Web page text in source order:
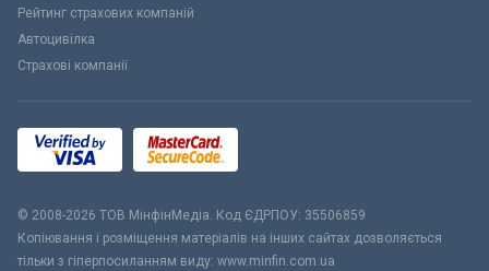
Рейтинг страхових компаній
Автоцивілка
Страхові компанії
© 2008-2026 ТОВ МiнфiнМедiа. Код ЄДРПОУ: 35506859
Копіювання і розміщення матеріалів на інших сайтах дозволяється
тільки з гіперпосиланням виду: www.minfin.com.ua